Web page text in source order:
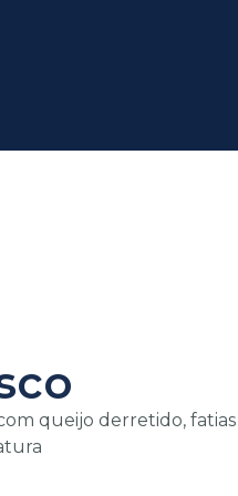
queijo derretido,